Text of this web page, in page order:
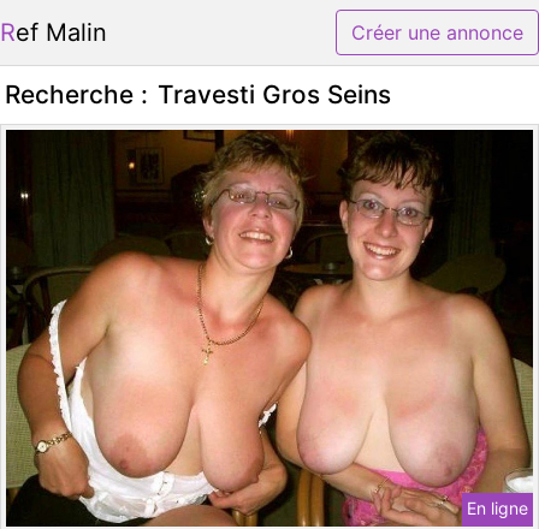
Ref Malin Créer une annonce
Recherche : Travesti Gros Seins
En ligne